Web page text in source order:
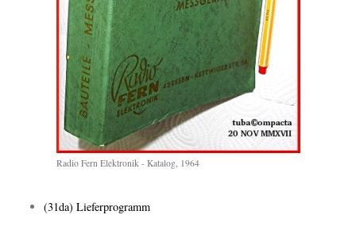
Radio Fern Elektronik - Katalog, 1964
(31da) Lieferprogramm